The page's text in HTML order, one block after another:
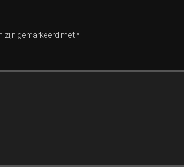
zijn gemarkeerd met *